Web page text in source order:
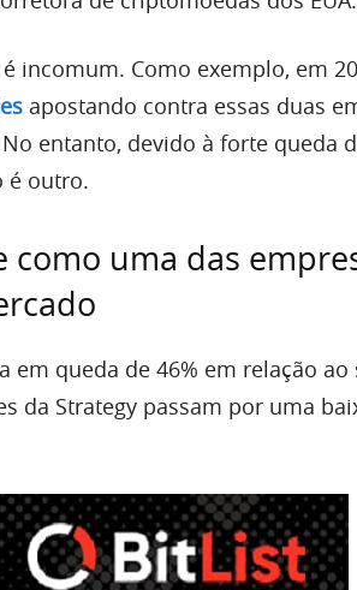
incomum. Como exemplo, em
apostando contra essas duas
entanto, devido à forte queda
é outro.
como uma das
em queda de 46% em relação
da Strategy passam por uma